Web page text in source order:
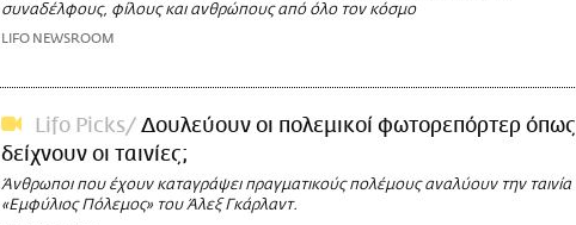
συναδέλφους, φίλους και ανθρώπους από όλο τον κόσμο
LIFO NEWSROOM
Lifo Picks
Δουλεύουν οι πολεμικοί φωτορεπόρτερ όπως
δείχνουν οι ταινίες;
Άνθρωποι που έχουν καταγράψει πραγματικούς πολέμους αναλύουν την ταινία
«Εμφύλιος Πόλεμος» του Άλεξ Γκάρλαντ.